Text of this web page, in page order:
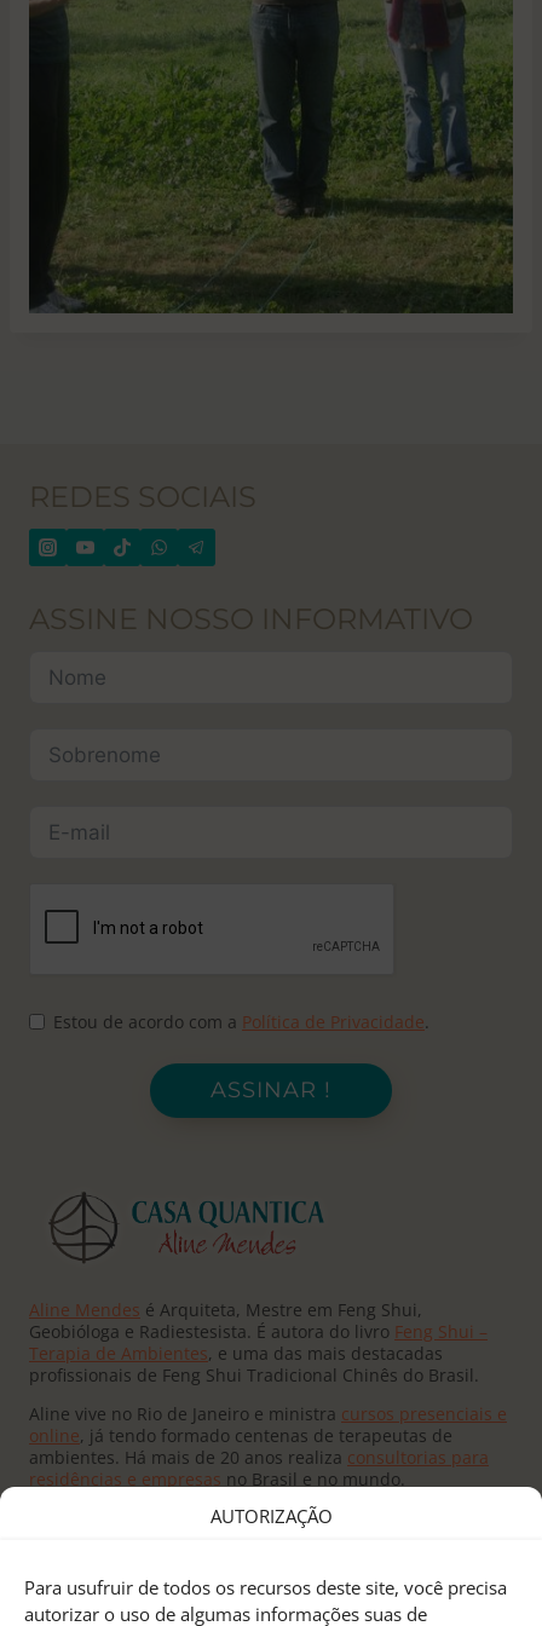
AUTORIZAÇÃO
Para usufruir de todos os recursos deste site, você precisa
autorizar o uso de algumas informações suas de
REDES SOCIAIS
ASSINE NOSSO INFORMATIVO
Estou de acordo com a Política de Privacidade.
ASSINAR !
Aline Mendes é Arquiteta, Mestre em Feng Shui,
Geobióloga e Radiestesista. É autora do livro Feng Shui –
Terapia de Ambientes, e uma das mais destacadas
profissionais de Feng Shui Tradicional Chinês do Brasil.
Aline vive no Rio de Janeiro e ministra cursos presenciais e
online, já tendo formado centenas de terapeutas de
ambientes. Há mais de 20 anos realiza consultorias para
residências e empresas no Brasil e no mundo.